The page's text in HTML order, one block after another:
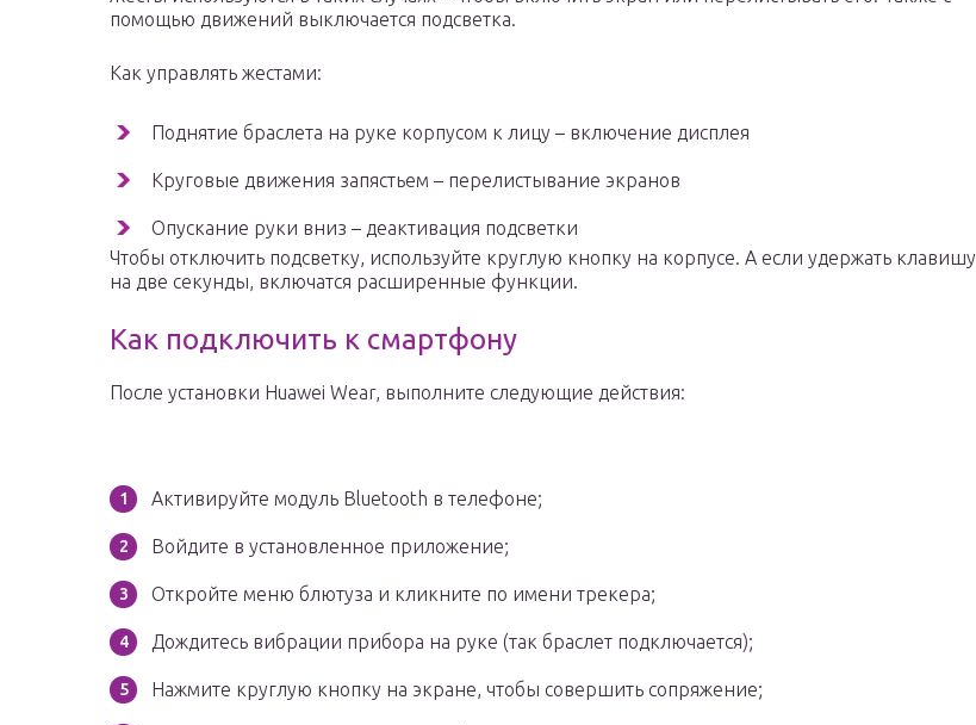
помощью движений выключается подсветка.
Как управлять жестами:
Поднятие браслета на руке корпусом к лицу – включение дисплея
Круговые движения запястьем – перелистывание экранов
Опускание руки вниз – деактивация подсветки
Чтобы отключить подсветку, используйте круглую кнопку на корпусе. А если удержать клавишу
на две секунды, включатся расширенные функции.
Как подключить к смартфону
После установки Huawei Wear, выполните следующие действия:
Активируйте модуль Bluetooth в телефоне;
Войдите в установленное приложение;
Откройте меню блютуза и кликните по имени трекера;
Дождитесь вибрации прибора на руке (так браслет подключается);
Нажмите круглую кнопку на экране, чтобы совершить сопряжение;